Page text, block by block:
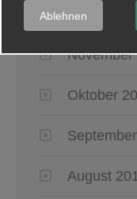
Dezember
November
Oktober
August
Ablehnen